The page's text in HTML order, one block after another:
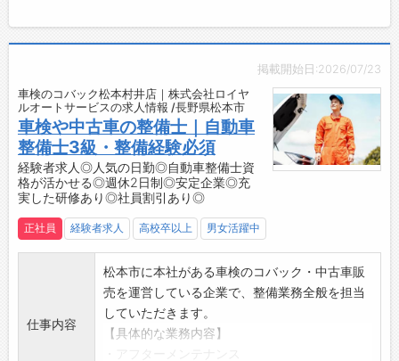
・将来、フロント（個人顧客と異なり狭く・深
く）、部品担当、自動車検査員、メカ営業、管
理職を目指したい方もOK！
・自主性を重んじ、個人の能力やスキルを最大
限に活用するための環境が整っています。
【先輩社員の声】
若手が多く活躍しています。
資格取得制度や技能研修が充実し、最先端の技
術も習得できます。
仕事です。
やる気次第では、自分のスキルアップも実感で
きます。
和気あいあいとした環境下で、共に頑張りまし
方や仕事に対する姿勢などを見て感じて、一つ
の物事に対していろいろな考え方をできるよう
■2013年入社/副店長（総合職）
ロイヤルオートサービスは、若いスタッフがた
くさんいて活気のある会社です。
悩み事や分からないことがあっても、頼もしい
上司がいつでも支えてくれます。
そして、なによりも様々なことに挑戦ができる
会社です。
【取扱メーカー】
レクサス、トヨタ、日産、ホンダ、マツダ、ス
バル、スズキ、三菱自動車、
ダイハツ、メルセデス・ベンツ、BMW、アウデ
あるお仕事です。
↓
8:00～12:00 点検、整備
↓
12:00 昼食
↓
13:00～18:00 オプション整備 （お客様のご
依頼の整備や車検でお預かりした車の追加整
↓
18:00～20:00 退社（シフトによる）
【研修制度・ステップアップ】
・充実した社内研修制度あり！
掲載開始日:2026/07/23
車検のコバック松本村井店｜株式会社ロイヤ
ルオートサービスの求人情報 /長野県松本市
車検や中古車の整備士｜自動車
整備士3級・整備経験必須
経験者求人◎人気の日勤◎自動車整備士資
格が活かせる◎週休2日制◎安定企業◎充
実した研修あり◎社員割引あり◎
正社員 経験者求人 高校卒以上 男女活躍中
仕事内容
松本市に本社がある車検のコバック・中古車販
売を運営している企業で、整備業務全般を担当
していただきます。
【具体的な業務内容】